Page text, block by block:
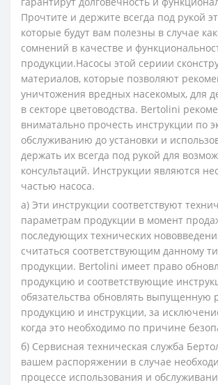
Прочтите и держите всегда под рукой
которые будут вам полезны в случае
сомнений в качестве и
продукции.Насосы этой сериии
материалов, которые позволяют
уничтожения вредных насекомых, для
в секторе цветоводства. Bertolini
вниматально прочесть инструкции по
обслуживанию до установки и
держать их всегда под рукой для
консультаций. Инструкции являются
частью насоса.
а) Эти инструкции соответствуют
параметрам продукции в момент
последующих технических
считаться соответствующим данному
продукции. Bertolini имеет право
продукцию и соответствующие
обязательства обновлять выпущенную
продукцию и инструкции, за
когда это необходимо по причине
б) Сервисная техническая служба
вашем распоряжении в случае
процессе использования и